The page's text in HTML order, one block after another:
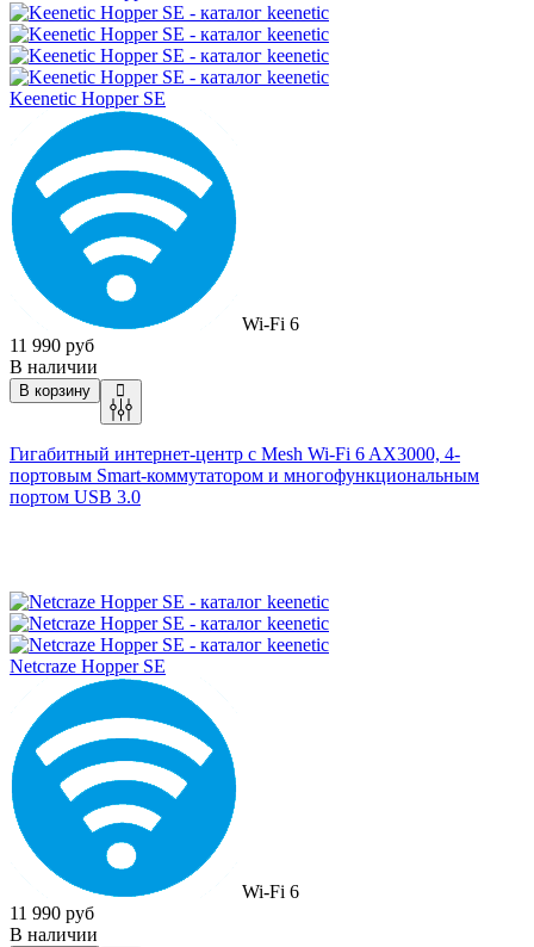
Keenetic Hopper SE
Wi-Fi 6
11 990 руб
В наличии
В корзину
Гигабитный интернет-центр с Mesh Wi-Fi 6 AX3000, 4-
портовым Smart-коммутатором и многофункциональным
портом USB 3.0
Netcraze Hopper SE
Wi-Fi 6
11 990 руб
В наличии